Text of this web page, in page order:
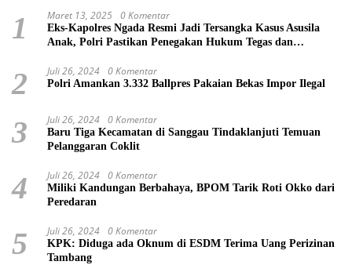
1 Maret 13, 2025 0 Komentar
Eks-Kapolres Ngada Resmi Jadi Tersangka Kasus Asusila
Anak, Polri Pastikan Penegakan Hukum Tegas dan
2 Juli 26, 2024 0 Komentar
Polri Amankan 3.332 Ballpres Pakaian Bekas Impor Ilegal
3 Juli 26, 2024 0 Komentar
Baru Tiga Kecamatan di Sanggau Tindaklanjuti Temuan
Pelanggaran Coklit
4 Juli 26, 2024 0 Komentar
Miliki Kandungan Berbahaya, BPOM Tarik Roti Okko dari
Peredaran
5 Juli 26, 2024 0 Komentar
KPK: Diduga ada Oknum di ESDM Terima Uang Perizinan
Tambang